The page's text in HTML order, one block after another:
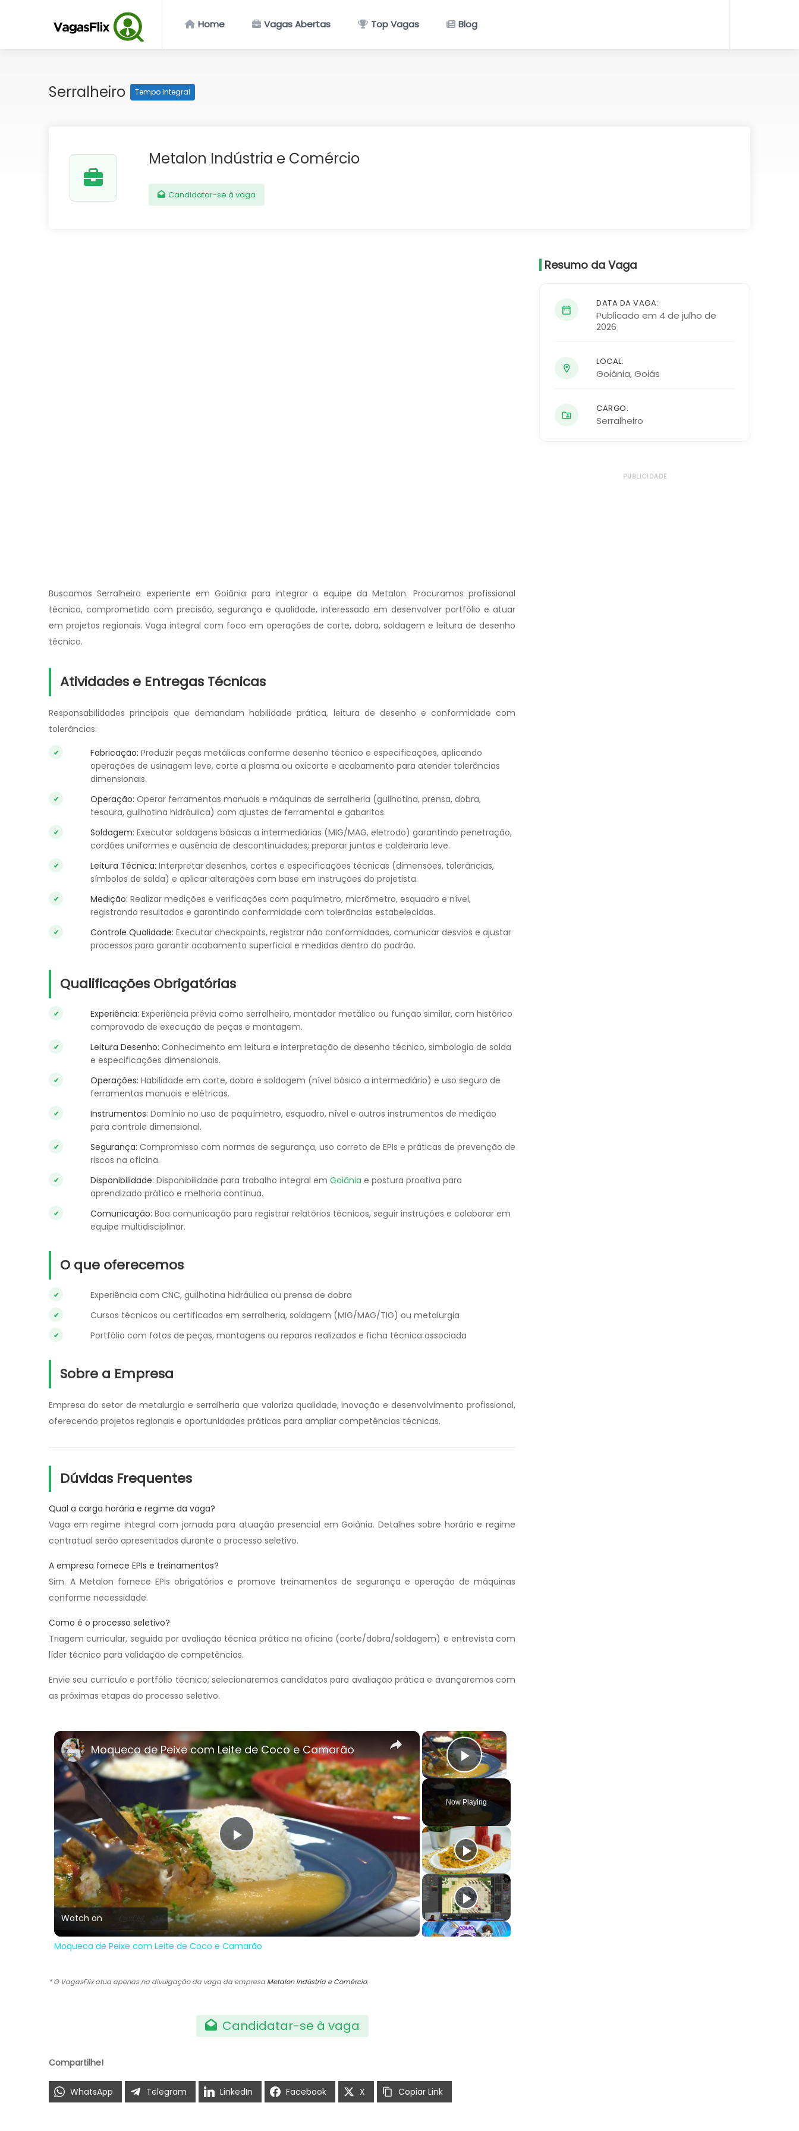
Home Vagas Abertas Top Vagas Blog
Serralheiro Tempo Integral
Metalon Indústria e Comércio
Candidatar-se à vaga
Buscamos Serralheiro experiente em Goiânia para integrar a equipe da Metalon. Procuramos profissional
técnico, comprometido com precisão, segurança e qualidade, interessado em desenvolver portfólio e atuar
em projetos regionais. Vaga integral com foco em operações de corte, dobra, soldagem e leitura de desenho
técnico.
Atividades e Entregas Técnicas
Responsabilidades principais que demandam habilidade prática, leitura de desenho e conformidade com
tolerâncias:
Fabricação: Produzir peças metálicas conforme desenho técnico e especificações, aplicando
operações de usinagem leve, corte a plasma ou oxicorte e acabamento para atender tolerâncias
dimensionais.
Operação: Operar ferramentas manuais e máquinas de serralheria (guilhotina, prensa, dobra,
tesoura, guilhotina hidráulica) com ajustes de ferramental e gabaritos.
Soldagem: Executar soldagens básicas a intermediárias (MIG/MAG, eletrodo) garantindo penetração,
cordões uniformes e ausência de descontinuidades; preparar juntas e caldeiraria leve.
Leitura Técnica: Interpretar desenhos, cortes e especificações técnicas (dimensões, tolerâncias,
símbolos de solda) e aplicar alterações com base em instruções do projetista.
Medição: Realizar medições e verificações com paquímetro, micrômetro, esquadro e nível,
registrando resultados e garantindo conformidade com tolerâncias estabelecidas.
Controle Qualidade: Executar checkpoints, registrar não conformidades, comunicar desvios e ajustar
processos para garantir acabamento superficial e medidas dentro do padrão.
Qualificações Obrigatórias
Experiência: Experiência prévia como serralheiro, montador metálico ou função similar, com histórico
comprovado de execução de peças e montagem.
Leitura Desenho: Conhecimento em leitura e interpretação de desenho técnico, simbologia de solda
e especificações dimensionais.
Operações: Habilidade em corte, dobra e soldagem (nível básico a intermediário) e uso seguro de
ferramentas manuais e elétricas.
Instrumentos: Domínio no uso de paquímetro, esquadro, nível e outros instrumentos de medição
para controle dimensional.
Segurança: Compromisso com normas de segurança, uso correto de EPIs e práticas de prevenção de
riscos na oficina.
Disponibilidade: Disponibilidade para trabalho integral em Goiânia e postura proativa para
aprendizado prático e melhoria contínua.
Comunicação: Boa comunicação para registrar relatórios técnicos, seguir instruções e colaborar em
equipe multidisciplinar.
O que oferecemos
Experiência com CNC, guilhotina hidráulica ou prensa de dobra
Cursos técnicos ou certificados em serralheria, soldagem (MIG/MAG/TIG) ou metalurgia
Portfólio com fotos de peças, montagens ou reparos realizados e ficha técnica associada
Sobre a Empresa
Empresa do setor de metalurgia e serralheria que valoriza qualidade, inovação e desenvolvimento profissional,
oferecendo projetos regionais e oportunidades práticas para ampliar competências técnicas.
Dúvidas Frequentes
Qual a carga horária e regime da vaga?
Vaga em regime integral com jornada para atuação presencial em Goiânia. Detalhes sobre horário e regime
contratual serão apresentados durante o processo seletivo.
A empresa fornece EPIs e treinamentos?
Sim. A Metalon fornece EPIs obrigatórios e promove treinamentos de segurança e operação de máquinas
conforme necessidade.
Como é o processo seletivo?
Triagem curricular, seguida por avaliação técnica prática na oficina (corte/dobra/soldagem) e entrevista com
líder técnico para validação de competências.
Envie seu currículo e portfólio técnico; selecionaremos candidatos para avaliação prática e avançaremos com
as próximas etapas do processo seletivo.
×
Play Video
Now Playing
×
Play
Video
Moqueca de Peixe com Leite de Coco e Camarão
Watch on
Moqueca de Peixe com Leite de Coco e Camarão
* O VagasFlix atua apenas na divulgação da vaga da empresa Metalon Indústria e Comércio.
Candidatar-se à vaga
Compartilhe!
WhatsApp Telegram LinkedIn Facebook X Copiar Link
Resumo da Vaga
DATA DA VAGA:
Publicado em 4 de julho de
2026
LOCAL:
Goiânia,Goiás
CARGO:
Serralheiro
PUBLICIDADE